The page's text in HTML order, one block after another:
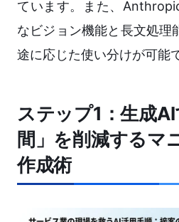
ています。また、
なビジョン機能と長文処理
途に応じた使い分けが可能
ステップ1：生成
間」を削減するマ
作成術